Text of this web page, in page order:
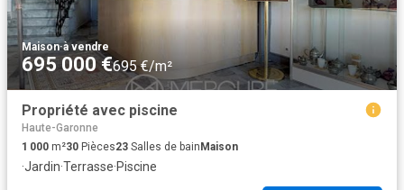
Maison·à vendre
695 000 €695 €/m²
Propriété avec piscine
Haute-Garonne
1 000 m²30 Pièces23 Salles de bain Maison
·Jardin·Terrasse·Piscine